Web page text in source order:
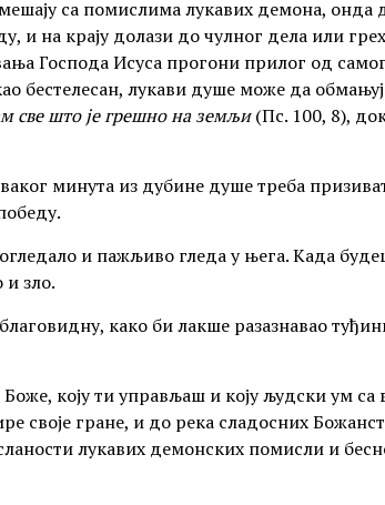
са помислима лукавих демона, онда
и на крају долази до чулног дела или
Господа Исуса прогони прилог од
бестелесан, лукави душе може да
све што је грешно на земљи(Пс. 100, 8),
минута из дубине душе треба
и пажљиво гледа у њега. Када
зло.
како би лакше разазнавао
коју ти управљаш и коју људски ум
гране, и до река сладосних
лукавих демонских помисли и